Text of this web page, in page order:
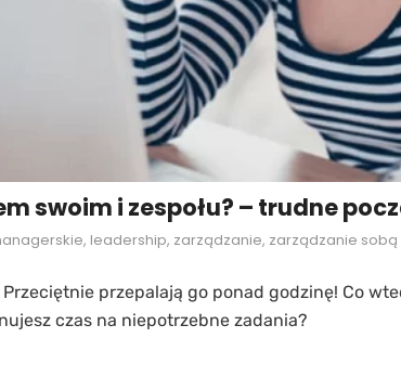
swoim i zespołu? – trudne
, leadership, zarządzanie, zarządzanie sobą
przepalają go ponad godzinę! Co
czas na niepotrzebne zadania?